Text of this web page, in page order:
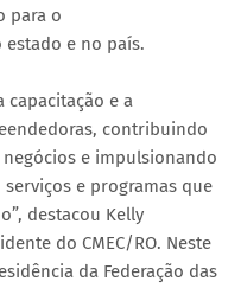
para o
e no país.
capacitação e a
contribuindo
e impulsionando
e programas que
destacou Kelly
do CMEC/RO. Neste
da Federação das